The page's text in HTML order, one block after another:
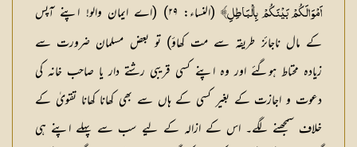
اَمْوَالَكُمْ بَيْنَكُمْ بِالْبَاطِلِ﴾
(النساء: ۲۹) (اے ایمان والو! اپنے آپس
کے مال ناجائز طریقہ سے مت کھاؤ) تو بعض مسلمان ضرورت سے
زیادہ محتاط ہوگئے اور وہ اپنے کسی قریبی رشتے دار یا صاحب خانہ کی
دعوت و اجازت کے بغیر کسی کے ہاں سے بھی کھانا کھانا تقویٰ کے
خلاف سمجھنے لگے۔ اس کے ازالہ کے لیے سب سے پہلے اپنے ہی